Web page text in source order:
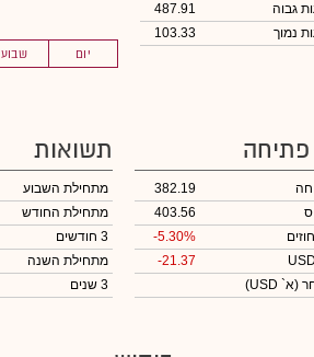
יום שבוע
487.91
103.33
פתיחה
382.19
403.56
-5.30%
-21.37
(א` USD)
תשואות
מתחילת השבוע
מתחילת החודש
3 חודשים
מתחילת השנה
3 שנים